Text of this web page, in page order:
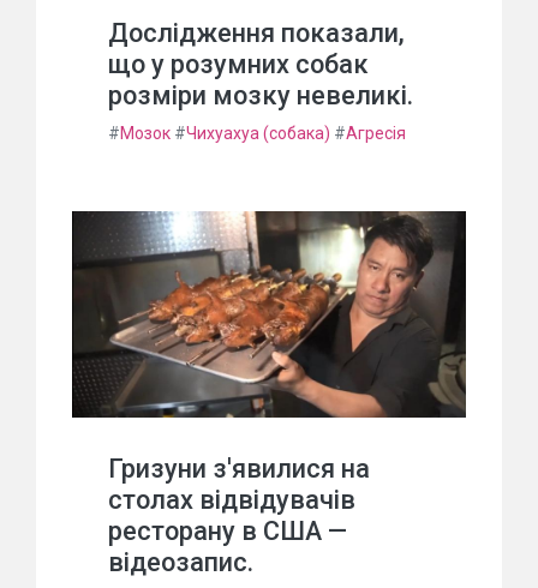
Дослідження показали,
що у розумних собак
розміри мозку невеликі.
#Мозок #Чихуахуа (собака) #Агресія
Гризуни з'явилися на
столах відвідувачів
ресторану в США —
відеозапис.